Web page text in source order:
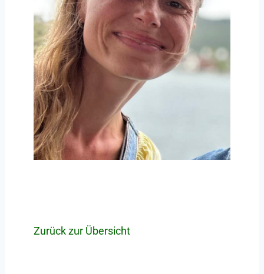
Zurück zur Übersicht